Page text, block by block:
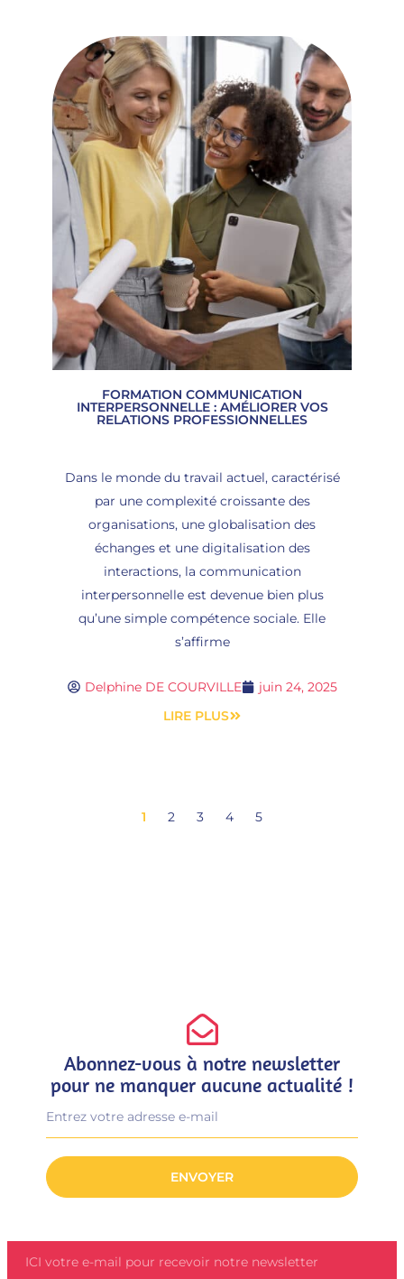
FORMATION COMMUNICATION
INTERPERSONNELLE : AMÉLIORER VOS
RELATIONS PROFESSIONNELLES
Dans le monde du travail actuel, caractérisé
par une complexité croissante des
organisations, une globalisation des
échanges et une digitalisation des
interactions, la communication
interpersonnelle est devenue bien plus
qu’une simple compétence sociale. Elle
s’affirme
Delphine DE COURVILLE
juin 24, 2025
LIRE PLUS
1 2 3 4 5
Abonnez-vous à notre newsletter
pour ne manquer aucune actualité !
ENVOYER